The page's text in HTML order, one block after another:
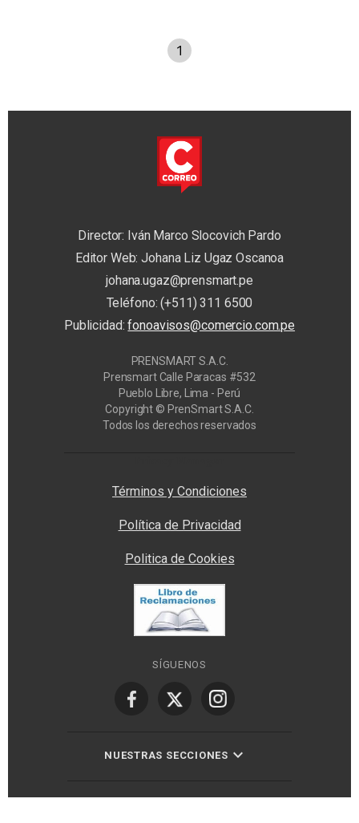
1
Director: Iván Marco Slocovich Pardo
Editor Web: Johana Liz Ugaz Oscanoa
johana.ugaz@prensmart.pe
Teléfono: (+511) 311 6500
Publicidad:fonoavisos@comercio.com.pe
PRENSMART S.A.C.
Prensmart Calle Paracas #532
Pueblo Libre, Lima - Perú
Copyright © PrenSmart S.A.C.
Todos los derechos reservados
Términos y Condiciones
Política de Privacidad
Politica de Cookies
SÍGUENOS
NUESTRAS SECCIONES